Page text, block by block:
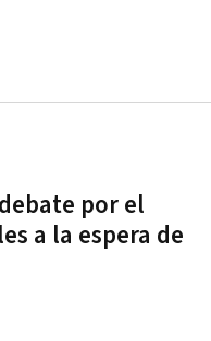
por el
a la espera de